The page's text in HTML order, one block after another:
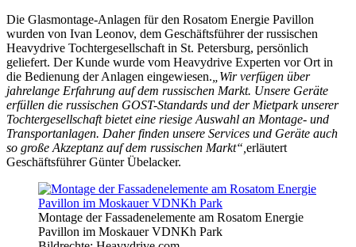
Die Glasmontage-Anlagen für den Rosatom Energie Pavillon
wurden von Ivan Leonov, dem Geschäftsführer der russischen
Heavydrive Tochtergesellschaft in St. Petersburg, persönlich
geliefert. Der Kunde wurde vom Heavydrive Experten vor Ort in
die Bedienung der Anlagen eingewiesen. „Wir verfügen über
jahrelange Erfahrung auf dem russischen Markt. Unsere Geräte
erfüllen die russischen GOST-Standards und der Mietpark unserer
Tochtergesellschaft bietet eine riesige Auswahl an Montage- und
Transportanlagen. Daher finden unsere Services und Geräte auch
so große Akzeptanz auf dem russischen Markt“, erläutert
Geschäftsführer Günter Übelacker.
Montage der Fassadenelemente am Rosatom Energie
Pavillon im Moskauer VDNKh Park